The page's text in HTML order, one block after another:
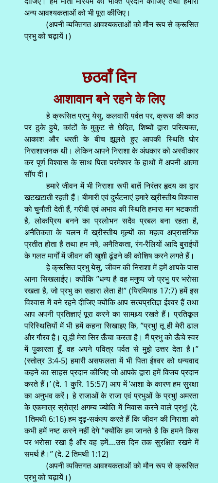
अन्य आवश्यकताओं को भी पूरा कीजिए।
(अपनी व्यक्तिगत आवश्यकताओं को मौन रूप से क्रूसित
प्रभु को चढ़ायें।)
छठवाँ दिन
आशावान बने रहने के लिए
हे क्रूसित प्रभु येसु, कलवारी पर्वत पर, क्रूस की काठ
पर ठुके हुये, कांटों के मुकुट से छेदित, शिष्यों द्वारा परित्यक्त,
आकाश और धरती के बीच झूलते हुए आपकी स्थिति घोर
निराशाजनक थी। लेकिन आपने निराशा के अंधकार को अस्वीकार
कर पूर्ण विश्वास के साथ पिता परमेश्वर के हाथों में अपनी आत्मा
सौंप दी।
हमारे जीवन में भी निराशा रूपी बातें निरंतर हृदय का द्वार
खटखटाती रहती हैं। बीमारी एवं दुर्घटनाएं हमारे ख्रीस्तीय विश्वास
को चुनौती देती हैं, गरीबी एवं अभाव की स्थिति हमारा मन भटकाती
है, लोकप्रिय बनने का प्रलोभन सदैव प्रबल बना रहता है,
अनैतिकता के चलन में ख्रीस्तीय मूल्यों का महत्व अप्रासंगिक
प्रतीत होता है तथा हम नषे, अनैतिकता, रंग-रैलियों आदि बुराईयों
के गलत मार्गों में जीवन की खुशी ढूंढने की कोशिष करने लगते हैं।
हे क्रूसित प्रभु येसु, जीवन की निराशा में हमें आपके पास
आना सिखलाईए। क्योंकि ’’धन्य है वह मनुष्य जो प्रभु पर भरोसा
रखता है, जो प्रभु का सहारा लेता है!’’ (यिरमियाह 17:7) हमें इस
विश्वास में बने रहने दीजिए क्योंकि आप सत्यप्रतिज्ञ ईश्वर हैं तथा
आप अपनी प्रतिज्ञाएं पूरा करने का सामथ्र्य रखते हैं। प्रतिकूल
परिस्थितियों में भी हमें कहना सिखाइए कि, ’’प्रभु! तू ही मेरी ढाल
और गौरव है। तू ही मेरा सिर ऊँचा करता है। मैं प्रभु को ऊँचे स्वर
में पुकारता हूँ, वह अपने पवित्र पर्वत से मुझे उत्तर देता है।’’
(स्तोत्र 3:4-5) हमारी असफलता में भी पिता ईश्वर को धन्यवाद
कहने का साहस प्रदान कीजिए जो आपके द्वारा हमें विजय प्रदान
करते हैं।’ (दे. 1 कुरि. 15:57) आप में ’आशा के कारण हम सुरक्षा
का अनुभव करें। हे राजाओं के राजा एवं प्रभुओं के प्रभु! अमरता
के एकमात्र स्रोत्र! अगम्य ज्योति में निवास करने वाले प्रभु! (दे.
1तिमथी 6:16) हम दृढ़-सकंल्प करते हैं कि जीवन की निराशा को
कभी हमें नष्ट करने नहीं देगे ’’क्योंकि हम जानते है कि हमने किस
पर भरोसा रखा है और वह हमें....उस दिन तक सुरक्षित रखने में
समर्थ है।’’ (दे. 2 तिमथी 1:12)
(अपनी व्यक्तिगत आवश्यकताओं को मौन रूप से क्रूसित
प्रभु को चढ़ायें।)